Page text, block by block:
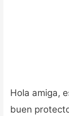
Hola amiga,
buen